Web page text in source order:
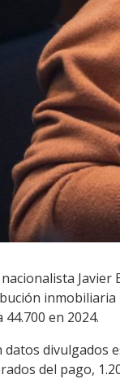
nacionalista
inmobiliaria
44.700 en 2024.
datos divulgados
del pago,